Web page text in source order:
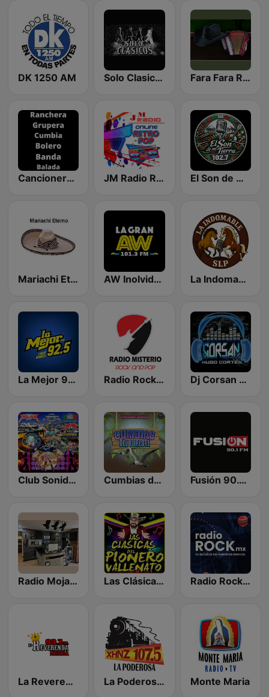
DK 1250 AM Solo Clasicos Fara Fara Radio
Cancionero Mexicano Radio JM Radio Retro Pop El Son de Mi Tierra
Mariachi Eterno AW Inolvidable 101.3 FM | Monterrey La Indomable SLP
La Mejor 92.5 FM Radio Rock and Pop México Dj Corsan Minimix Disco High Cumbias Sonideras
Club Sonidero Cumbias del Sureste y Más Ritmos Fusión 90.1 FM
Radio Mojarra Las Clásicas Del Pionero Vallenato Radio Rock MX
La Reverenda 93.7 FM La Poderosa 107.5 FM Monte Maria